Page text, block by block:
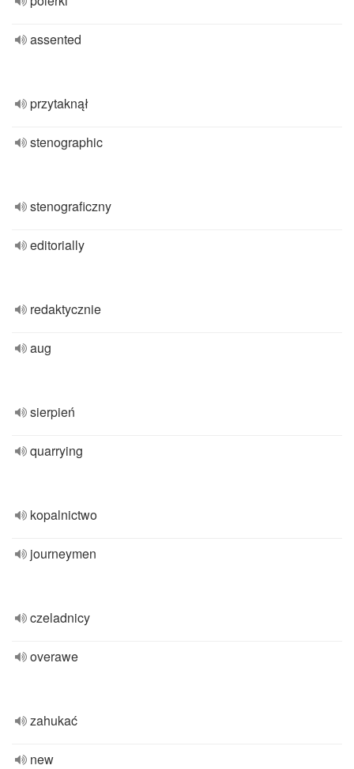
assented
przytaknął
stenographic
stenograficzny
editorially
redaktycznie
aug
sierpień
quarrying
kopalnictwo
journeymen
czeladnicy
overawe
zahukać
new